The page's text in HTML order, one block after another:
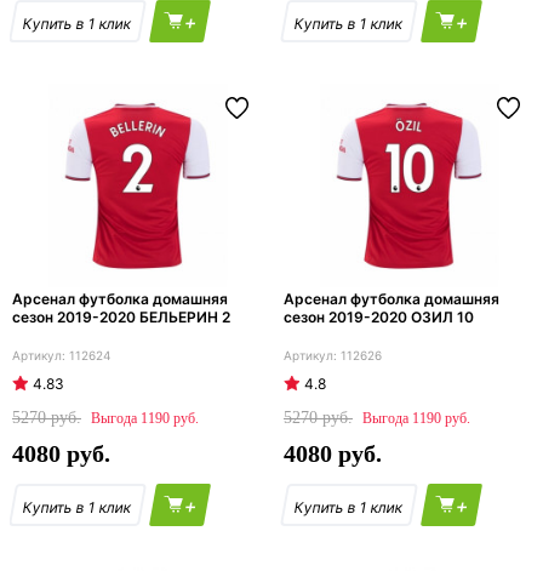
+ +
Арсенал футболка домашняя
сезон 2019-2020 БЕЛЬЕРИН 2
112624
4.83
5270
1190
4080
+
Арсенал футболка домашняя
сезон 2019-2020 ОЗИЛ 10
112626
4.8
5270
1190
4080
+